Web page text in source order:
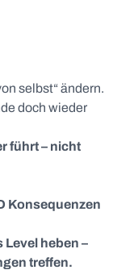
selbst“ ändern.
doch wieder
führt – nicht
Konsequenzen
Level heben –
treffen.